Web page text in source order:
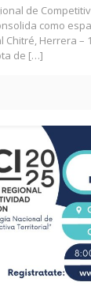
de
como
Herrera –
de […]